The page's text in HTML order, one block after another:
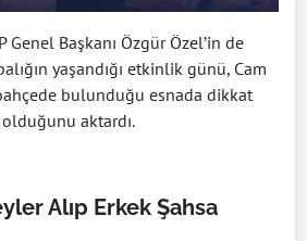
Genel Başkanı Özgür Özel’in de
yaşandığı etkinlik günü, Cam
bulunduğu esnada dikkat
aktardı.
Alıp Erkek Şahsa